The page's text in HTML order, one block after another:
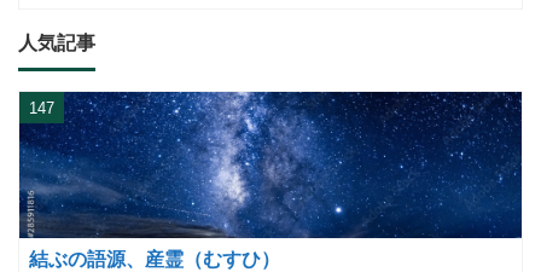
人気記事
結ぶの語源、産霊（むすひ）
147